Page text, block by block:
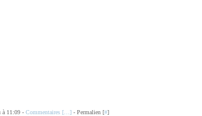
à 11:09 - Commentaires [ ] - Permalien [#]